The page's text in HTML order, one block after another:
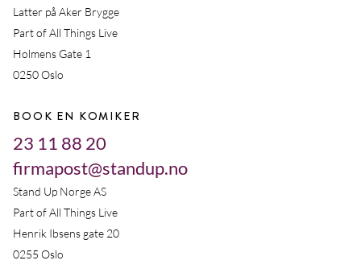
Latter på Aker Brygge
Part of All Things Live
Holmens Gate 1
0250 Oslo
BOOK EN KOMIKER
23 11 88 20
firmapost@standup.no
Stand Up Norge AS
Part of All Things Live
Henrik Ibsens gate 20
0255 Oslo